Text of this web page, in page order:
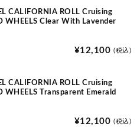
CALIFORNIA ROLL Cruising
WHEELS Clear With Lavender
¥12,100 (税込)
CALIFORNIA ROLL Cruising
WHEELS Transparent Emerald
¥12,100 (税込)